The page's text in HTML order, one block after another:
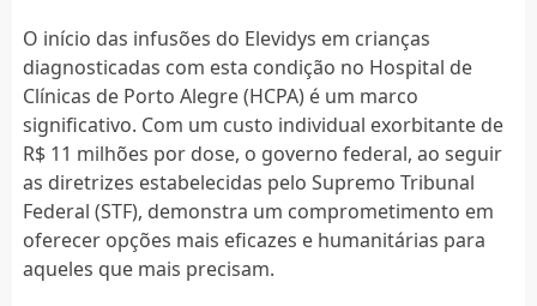
O início das infusões do Elevidys em crianças
diagnosticadas com esta condição no Hospital de
Clínicas de Porto Alegre (HCPA) é um marco
significativo. Com um custo individual exorbitante de
R$ 11 milhões por dose, o governo federal, ao seguir
as diretrizes estabelecidas pelo Supremo Tribunal
Federal (STF), demonstra um comprometimento em
oferecer opções mais eficazes e humanitárias para
aqueles que mais precisam.